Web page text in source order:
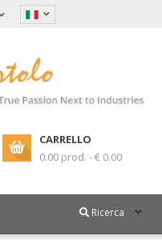
CARRELLO
0.00 prod. - € 0.00
Ricerca